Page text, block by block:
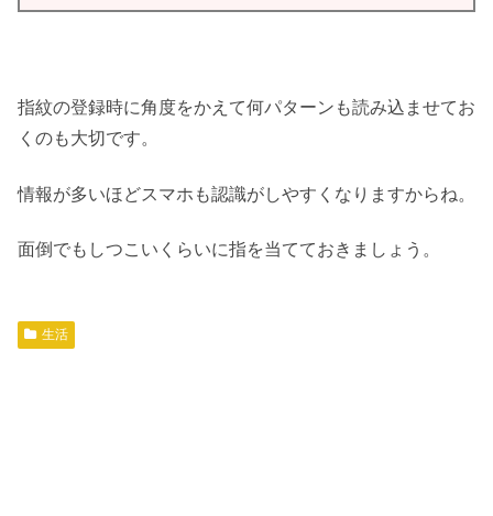
指紋の登録時に角度をかえて何パターンも読み込ませてお
くのも大切です。
情報が多いほどスマホも認識がしやすくなりますからね。
面倒でもしつこいくらいに指を当てておきましょう。
生活